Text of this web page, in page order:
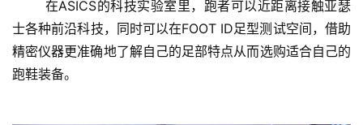
士各种前沿科技，同时可以在FOOT ID足型测试空间，借助
精密仪器更准确地了解自己的足部特点从而选购适合自己的
跑鞋装备。